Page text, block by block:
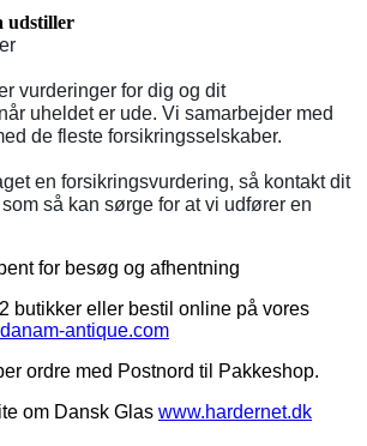
udstiller
vurderinger for dig og dit
uheldet er ude. Vi samarbejder med
de fleste forsikringsselskaber.
en forsikringsvurdering, så kontakt dit
så kan sørge for at vi udfører en
for besøg og afhentning
butikker eller bestil online på vores
antique.com
ordre med Postnord til Pakkeshop.
om Dansk Glas www.hardernet.dk